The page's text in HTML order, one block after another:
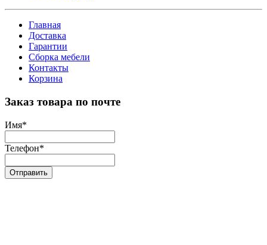
Главная
Доставка
Гарантии
Сборка мебели
Контакты
Корзина
Заказ товара по почте
Имя*
Телефон*
Отправить